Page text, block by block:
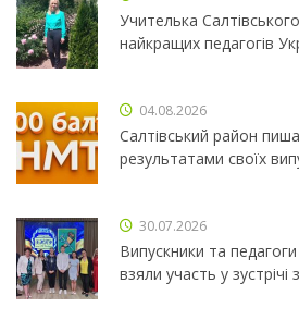
Учителька
найкращих педагогів
04.08.2026
Салтівський район
результатами своїх
30.07.2026
Випускники та
взяли участь у